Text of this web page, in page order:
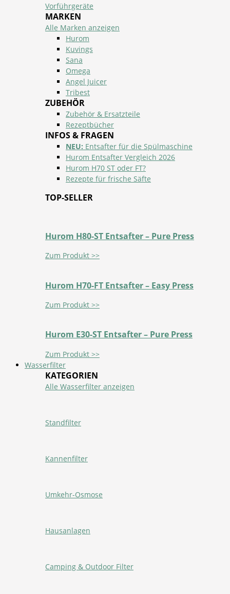
Vorführgeräte
MARKEN
Alle Marken anzeigen
Hurom
Kuvings
Sana
Omega
Angel Juicer
Tribest
ZUBEHÖR
Zubehör & Ersatzteile
Rezeptbücher
INFOS & FRAGEN
NEU: Entsafter für die Spülmaschine
Hurom Entsafter Vergleich 2026
Hurom H70 ST oder FT?
Rezepte für frische Säfte
TOP-SELLER
Hurom H80-ST Entsafter – Pure Press
Zum Produkt >>
Hurom H70-FT Entsafter – Easy Press
Zum Produkt >>
Hurom E30-ST Entsafter – Pure Press
Zum Produkt >>
Wasserfilter
KATEGORIEN
Alle Wasserfilter anzeigen
Standfilter
Kannenfilter
Umkehr-Osmose
Hausanlagen
Camping & Outdoor Filter